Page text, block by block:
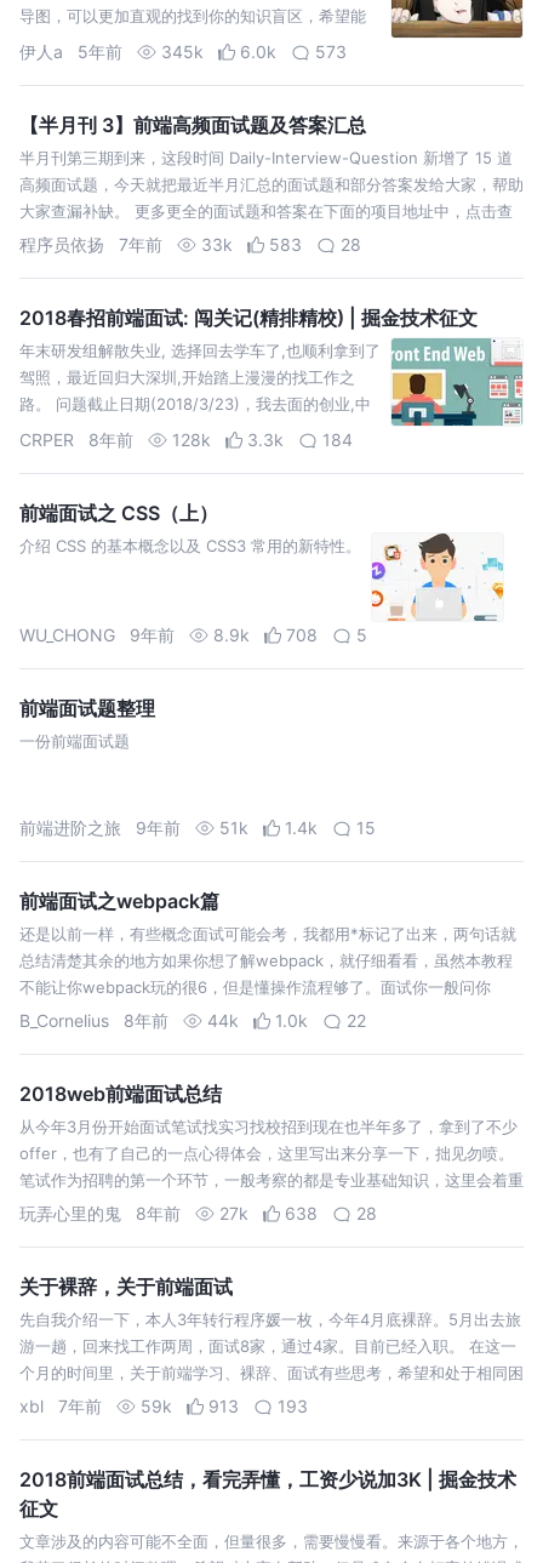
导图，可以更加直观的找到你的知识盲区，希望能
给你带去些许帮助，助力你找到心仪的好工作。
伊人a 5年前 345k 6.0k 573
【半月刊 3】前端高频面试题及答案汇总
半月刊第三期到来，这段时间 Daily-Interview-Question 新增了 15 道
高频面试题，今天就把最近半月汇总的面试题和部分答案发给大家，帮助
大家查漏补缺。 更多更全的面试题和答案在下面的项目地址中，点击查
看。 timers定时器：本阶段执行已经安排的 setT…
程序员依扬 7年前 33k 583 28
2018春招前端面试: 闯关记(精排精校) | 掘金技术征文
年末研发组解散失业, 选择回去学车了,也顺利拿到了
驾照，最近回归大深圳,开始踏上漫漫的找工作之
路。 问题截止日期(2018/3/23)，我去面的创业,中
大型皆有。 这种问题见仁见智,我的回答大体是这样
CRPER 8年前 128k 3.3k 184
前端面试之 CSS（上）
介绍 CSS 的基本概念以及 CSS3 常用的新特性。
WU_CHONG 9年前 8.9k 708 5
前端面试题整理
一份前端面试题
前端进阶之旅 9年前 51k 1.4k 15
前端面试之webpack篇
还是以前一样，有些概念面试可能会考，我都用*标记了出来，两句话就
总结清楚其余的地方如果你想了解webpack，就仔细看看，虽然本教程
不能让你webpack玩的很6，但是懂操作流程够了。面试你一般问你
webpack的原理，Loader的原理，你有用那些优化措施 前端开发已经模
B_Cornelius 8年前 44k 1.0k 22
2018web前端面试总结
从今年3月份开始面试笔试找实习找校招到现在也半年多了，拿到了不少
offer，也有了自己的一点心得体会，这里写出来分享一下，拙见勿喷。
笔试作为招聘的第一个环节，一般考察的都是专业基础知识，这里会着重
考察你在学校的计算机相关基础，也就是很多人会发现，我明明考的是前
玩弄心里的鬼 8年前 27k 638 28
关于裸辞，关于前端面试
先自我介绍一下，本人3年转行程序媛一枚，今年4月底裸辞。5月出去旅
游一趟，回来找工作两周，面试8家，通过4家。目前已经入职。 在这一
个月的时间里，关于前端学习、裸辞、面试有些思考，希望和处于相同困
境和疑惑的小伙伴们一起分享。 先说说面试吧。 面试题就不分享了，掘
xbl 7年前 59k 913 193
2018前端面试总结，看完弄懂，工资少说加3K | 掘金技术
征文
文章涉及的内容可能不全面，但量很多，需要慢慢看。来源于各个地方，